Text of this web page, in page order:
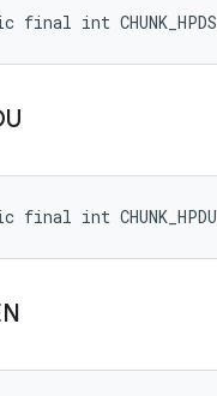
int CHUNK_HPDS
int CHUNK_HPDU